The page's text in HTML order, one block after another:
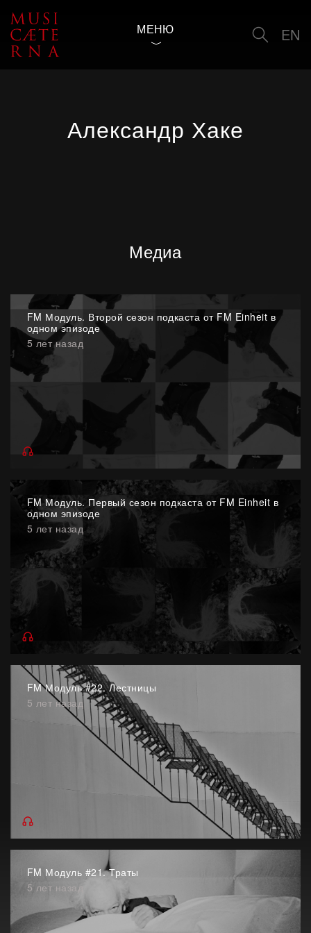
МЕНЮ EN
Александр Хаке
Медиа
FM Модуль. Второй сезон подкаста от FM Einheit в
одном эпизоде
5 лет назад
FM Модуль. Первый сезон подкаста от FM Einheit в
одном эпизоде
5 лет назад
FM Модуль #22. Лестницы
5 лет назад
FM Модуль #21. Траты
5 лет назад